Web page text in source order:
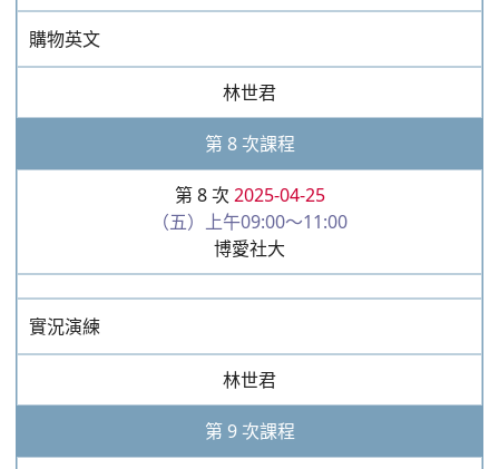
購物英文
林世君
第 8 次課程
第 8 次 2025-04-25
（五）上午09:00～11:00
博愛社大
實況演練
林世君
第 9 次課程